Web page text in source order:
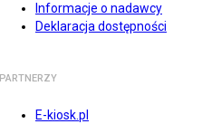
Informacje o nadawcy
Deklaracja dostępności
PARTNERZY
E-kiosk.pl